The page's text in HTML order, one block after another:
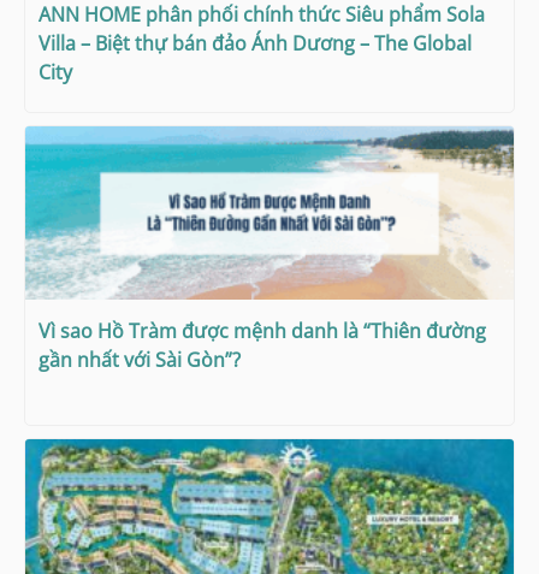
ANN HOME phân phối chính thức Siêu phẩm Sola
Villa – Biệt thự bán đảo Ánh Dương – The Global
City
Vì sao Hồ Tràm được mệnh danh là “Thiên đường
gần nhất với Sài Gòn”?